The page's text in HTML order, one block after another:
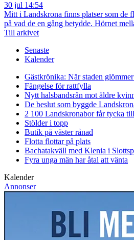
30 jul 14:54
Mitt i Landskrona finns platser som de
på vad de en gång betydde. Hörnet
Till arkivet
Senaste
Kalender
Gästkrönika: När staden
Fängelse för rattfylla
Nytt halsbandsrån mot äldre
De beslut som byggde
2 100 Landskronabor får tycka
Stölder i topp
Butik på väster rånad
Flotta flottar på plats
Bachatakväll med Klenia i
Fyra unga män har åtal att vänta
Kalender
Annonser